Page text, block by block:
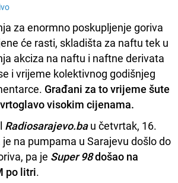
za enormno poskupljenje goriva
će rasti, skladišta za naftu tek u
akciza na naftu i naftne derivata
i vrijeme kolektivnog godišnjeg
Građani za to vrijeme šute
visokim cijenama.
Radiosarajevo.bau četvrtak, 16.
na pumpama u Sarajevu došlo do
pa je Super 98došao na
po litri.